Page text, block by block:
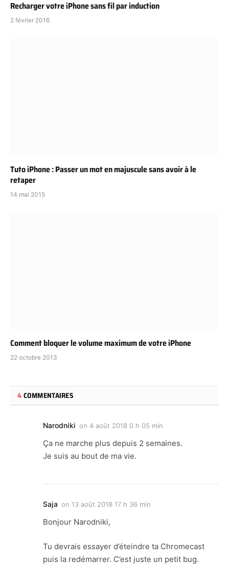
Recharger votre iPhone sans fil par induction
2 février 2016
Tuto iPhone : Passer un mot en majuscule sans avoir à le
retaper
14 mai 2015
Comment bloquer le volume maximum de votre iPhone
22 octobre 2013
4COMMENTAIRES
Narodniki on 4 août 2018 0 h 05 min
Ça ne marche plus depuis 2 semaines.
Je suis au bout de ma vie.
Saja on 13 août 2018 17 h 36 min
Bonjour Narodniki,
Tu devrais essayer d’éteindre ta Chromecast
puis la redémarrer. C’est juste un petit bug.